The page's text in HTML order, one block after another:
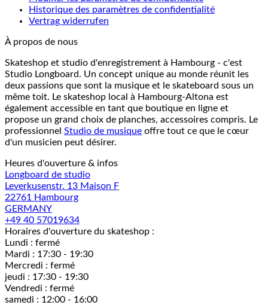
Historique des paramètres de confidentialité
Vertrag widerrufen
À propos de nous
Skateshop et studio d'enregistrement à Hambourg - c'est
Studio Longboard. Un concept unique au monde réunit les
deux passions que sont la musique et le skateboard sous un
même toit. Le skateshop local à Hambourg-Altona est
également accessible en tant que boutique en ligne et
propose un grand choix de planches, accessoires compris. Le
professionnel Studio de musique offre tout ce que le cœur
d'un musicien peut désirer.
Heures d'ouverture & infos
Longboard de studio
Leverkusenstr. 13 Maison F
22761 Hambourg
GERMANY
+49 40 57019634
Horaires d'ouverture du skateshop :
Lundi : fermé
Mardi : 17:30 - 19:30
Mercredi : fermé
jeudi : 17:30 - 19:30
Vendredi : fermé
samedi : 12:00 - 16:00